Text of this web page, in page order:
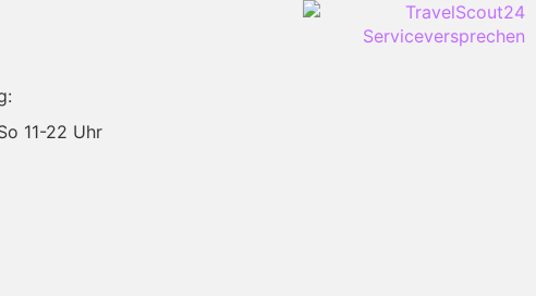
11-22 Uhr